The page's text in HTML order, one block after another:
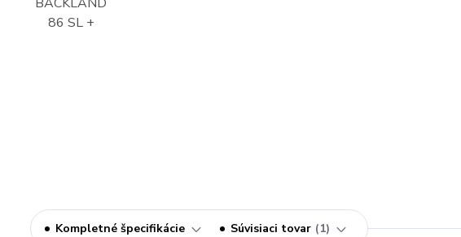
Kompletné špecifikácie Súvisiaci tovar 1